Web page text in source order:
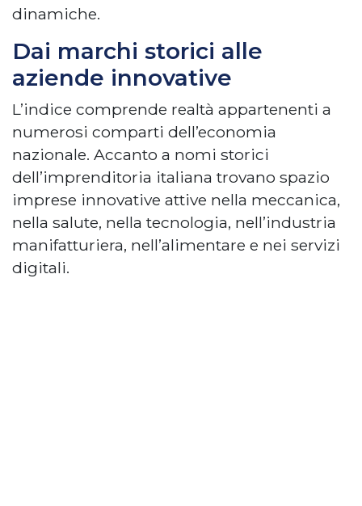
dinamiche.
Dai marchi storici alle
aziende innovative
L’indice comprende realtà appartenenti a
numerosi comparti dell’economia
nazionale. Accanto a nomi storici
dell’imprenditoria italiana trovano spazio
imprese innovative attive nella meccanica,
nella salute, nella tecnologia, nell’industria
manifatturiera, nell’alimentare e nei servizi
digitali.